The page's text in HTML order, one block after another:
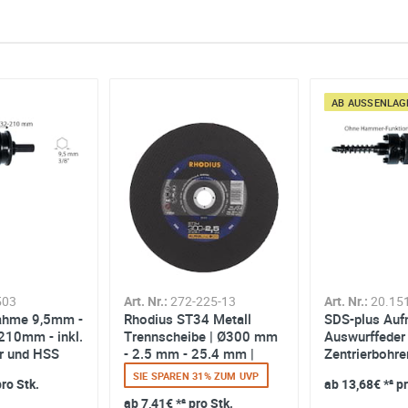
Art. Nr.:
Pro Arbor 11 mm 6
SIE SPAREN 10% ZUM UVP
aus dem Kontaktformular zur Beantwortung meiner
abgeschlossener Bearbeitung Ihrer Anfrage gelöscht. Sie können
Detaillierte Informationen zum Umgang mit Nutzerdaten
9,5mm -
- inkl.
und HSS
Stk.
Art. Nr.: 272-225-13
Rhodius ST34 Metall
Trennscheibe | Ø300 mm
- 2.5 mm - 25.4 mm |
gerade
SIE SPAREN 31% ZUM UVP
ab7,41€*² pro Stk.
Art. Nr.:
SDS-plus
Auswurffeder
AB
ab 13,68€*²